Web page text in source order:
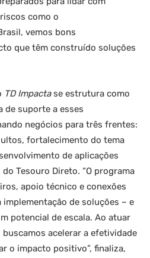
como o
vemos bons
que têm construído soluções
TD Impactase estrutura como
de suporte a esses
negócios para três frentes:
fortalecimento do tema
de aplicações
Tesouro Direto. “O programa
apoio técnico e conexões
de soluções – e
potencial de escala. Ao atuar
acelerar a efetividade
o impacto positivo”, finaliza,